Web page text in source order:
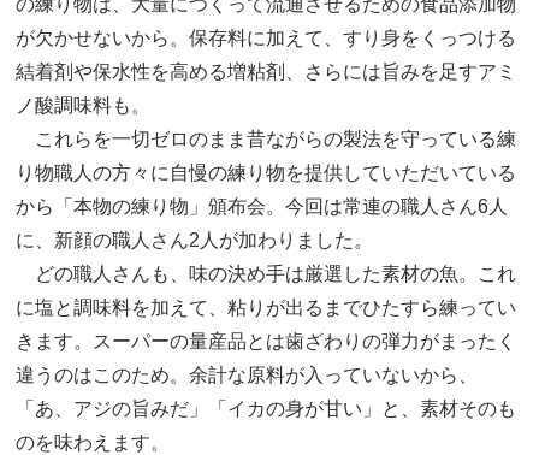
の練り物は、大量につくって流通させるための食品添加物
が欠かせないから。保存料に加えて、すり身をくっつける
結着剤や保水性を高める増粘剤、さらには旨みを足すアミ
ノ酸調味料も。
これらを一切ゼロのまま昔ながらの製法を守っている練
り物職人の方々に自慢の練り物を提供していただいている
から「本物の練り物」頒布会。今回は常連の職人さん6人
に、新顔の職人さん2人が加わりました。
どの職人さんも、味の決め手は厳選した素材の魚。これ
に塩と調味料を加えて、粘りが出るまでひたすら練ってい
きます。スーパーの量産品とは歯ざわりの弾力がまったく
違うのはこのため。余計な原料が入っていないから、
「あ、アジの旨みだ」「イカの身が甘い」と、素材そのも
のを味わえます。